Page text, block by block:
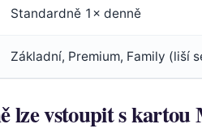
Standardně 1× denně
Základní, Premium, Family (liší
lze vstoupit s